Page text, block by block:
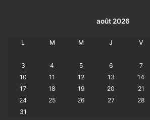
août 2026
L M M J V
3
4 5 6 7
10
11 12 13 14
17
18 19 20 21
24
25 26 27 28
31